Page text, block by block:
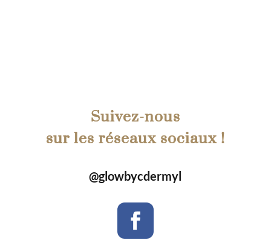
Suivez-nous
sur les réseaux sociaux !
@glowbycdermyl